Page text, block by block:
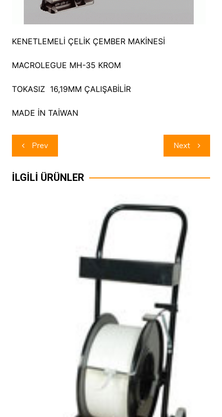
KENETLEMELİ ÇELİK ÇEMBER MAKİNESİ
MACROLEGUE MH-35 KROM
TOKASIZ 16,19MM ÇALIŞABİLİR
MADE İN TAİWAN
Yazı
dolaşımı
Prev Next
İLGİLİ ÜRÜNLER